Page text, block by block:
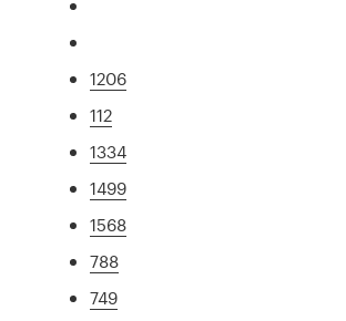
1206
112
1334
1499
1568
788
749